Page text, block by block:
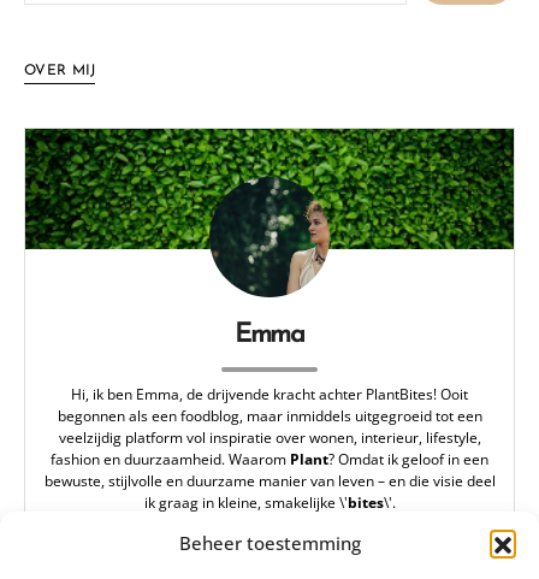
Beheer toestemming
OVER MIJ
Emma
Hi, ik ben Emma, de drijvende kracht achter PlantBites! Ooit
begonnen als een foodblog, maar inmiddels uitgegroeid tot een
veelzijdig platform vol inspiratie over wonen, interieur, lifestyle,
fashion en duurzaamheid. Waarom Plant? Omdat ik geloof in een
bewuste, stijlvolle en duurzame manier van leven – en die visie deel
ik graag in kleine, smakelijke \'bites\'.
redactie@plantbites.nl